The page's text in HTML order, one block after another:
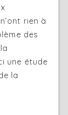
rien à
des
une étude
la